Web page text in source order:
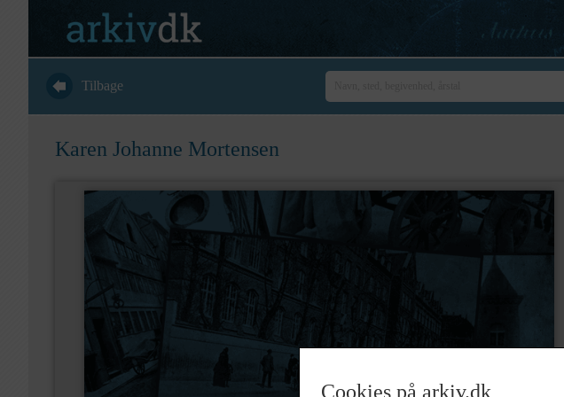
Tilbage
Karen Johanne Mortensen
Cookies på arkiv.dk